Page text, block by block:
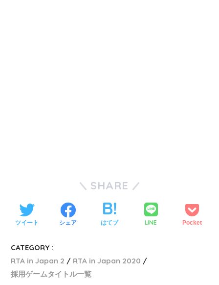
SHARE
ツイート シェア はてブ LINE Pocket
CATEGORY :
RTA in Japan 2
RTA in Japan 2020
採用ゲームタイトル一覧